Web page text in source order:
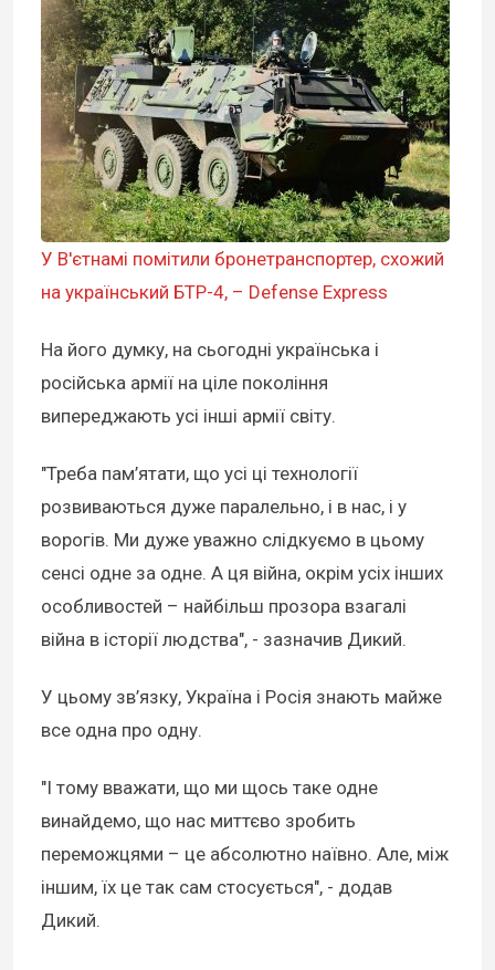
У В'єтнамі помітили бронетранспортер, схожий
на український БТР-4, – Defense Express
На його думку, на сьогодні українська і
російська армії на ціле покоління
випереджають усі інші армії світу.
"Треба пам’ятати, що усі ці технології
розвиваються дуже паралельно, і в нас, і у
ворогів. Ми дуже уважно слідкуємо в цьому
сенсі одне за одне. А ця війна, окрім усіх інших
особливостей – найбільш прозора взагалі
війна в історії людства", - зазначив Дикий.
У цьому зв’язку, Україна і Росія знають майже
все одна про одну.
"І тому вважати, що ми щось таке одне
винайдемо, що нас миттєво зробить
переможцями – це абсолютно наївно. Але, між
іншим, їх це так сам стосується", - додав
Дикий.